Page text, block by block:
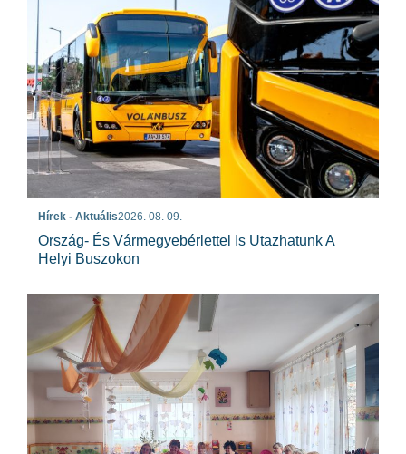
Hírek - Aktuális2026. 08. 09.
Ország- És Vármegyebérlettel Is Utazhatunk A
Helyi Buszokon